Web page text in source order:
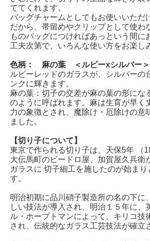
ててくれます。
バッグチャームとしてもお使いいただ
だから、帯留めやクリップとして使わ
ものバッグにつければあっという間に
工夫次第で、いろんな使い方をお楽し
色柄： 麻の葉 ＜ルビーxシルバー＞
ルビーレッドのガラスが、シルバーの
ンクに輝きます。
麻の葉：切子の交差が麻の葉の形にな
のように呼ばれます。麻は生育が早く
力の象徴とされ、魔除け・厄除けの意
ました。
【切り子について】
東京で作られる切り子は、天保5年 （
大伝馬町のビードロ屋、加賀屋久兵衛
ガラスに 切子細工を施したのが始まり
す。
明治初期に品川硝子製造所の名の下に
しい技法が導入され、明治１５年に、
ル・ホープトマンによって、キリコ技
され、伝統的なガラス工芸技法が確立